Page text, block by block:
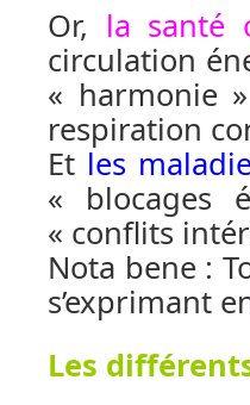
Or, la santé
circulation
« harmonie
respiration
Et les
« blocages
« conflits
Nota bene :
s’exprimant
Les